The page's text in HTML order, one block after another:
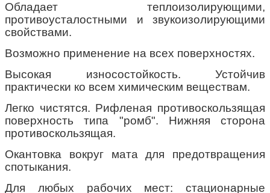
Обладает теплоизолирующими,
противоусталостными и звукоизолирующими
свойствами.
Возможно применение на всех поверхностях.
Высокая износостойкость. Устойчив
практически ко всем химическим веществам.
Легко чистятся. Рифленая противоскользящая
поверхность типа "ромб". Нижняя сторона
противоскользящая.
Окантовка вокруг мата для предотвращения
спотыкания.
Для любых рабочих мест: стационарные